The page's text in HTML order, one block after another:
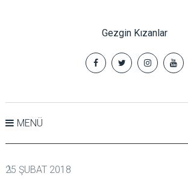
Gezgin Kızanlar
MENÜ
25 ŞUBAT 2018